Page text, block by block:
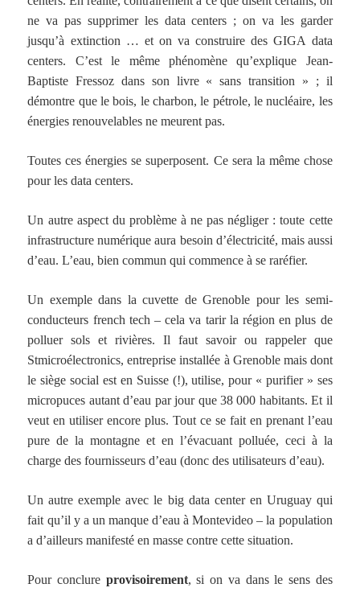
ne va pas supprimer les data centers ; on va les garder
jusqu’à extinction … et on va construire des GIGA data
centers. C’est le même phénomène qu’explique Jean-
Baptiste Fressoz dans son livre « sans transition » ; il
démontre que le bois, le charbon, le pétrole, le nucléaire, les
énergies renouvelables ne meurent pas.
Toutes ces énergies se superposent. Ce sera la même chose
pour les data centers.
Un autre aspect du problème à ne pas négliger : toute cette
infrastructure numérique aura besoin d’électricité, mais aussi
d’eau. L’eau, bien commun qui commence à se raréfier.
Un exemple dans la cuvette de Grenoble pour les semi-
conducteurs french tech – cela va tarir la région en plus de
polluer sols et rivières. Il faut savoir ou rappeler que
Stmicroélectronics, entreprise installée à Grenoble mais dont
le siège social est en Suisse (!), utilise, pour « purifier » ses
micropuces autant d’eau par jour que 38 000 habitants. Et il
veut en utiliser encore plus. Tout ce se fait en prenant l’eau
pure de la montagne et en l’évacuant polluée, ceci à la
charge des fournisseurs d’eau (donc des utilisateurs d’eau).
Un autre exemple avec le big data center en Uruguay qui
fait qu’il y a un manque d’eau à Montevideo – la population
a d’ailleurs manifesté en masse contre cette situation.
Pour conclure provisoirement, si on va dans le sens des